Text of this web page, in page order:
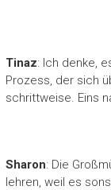
Tinaz: Ich denke,
Prozess, der sich
schrittweise. Eins
Sharon: Die
lehren, weil es